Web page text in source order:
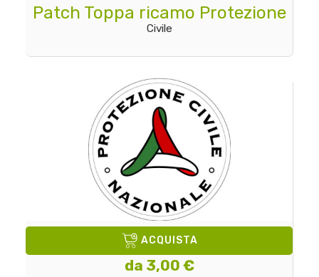
Patch Toppa ricamo Protezione
Civile
ACQUISTA
da 3,00 €